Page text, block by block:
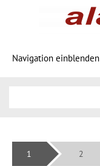
Navigation einblenden
1 2